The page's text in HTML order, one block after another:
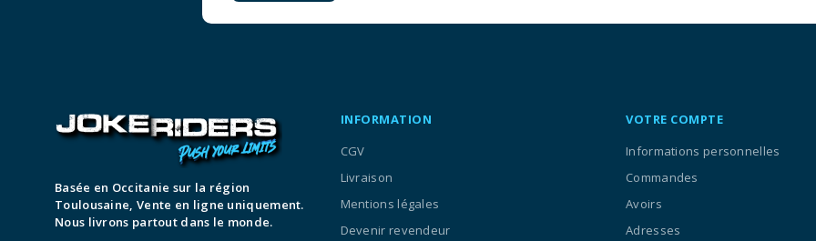
Basée en Occitanie sur la région
Toulousaine, Vente en ligne uniquement.
Nous livrons partout dans le monde.
INFORMATION
CGV
Livraison
Mentions légales
Devenir revendeur
VOTRE COMPTE
Informations personnelles
Commandes
Avoirs
Adresses